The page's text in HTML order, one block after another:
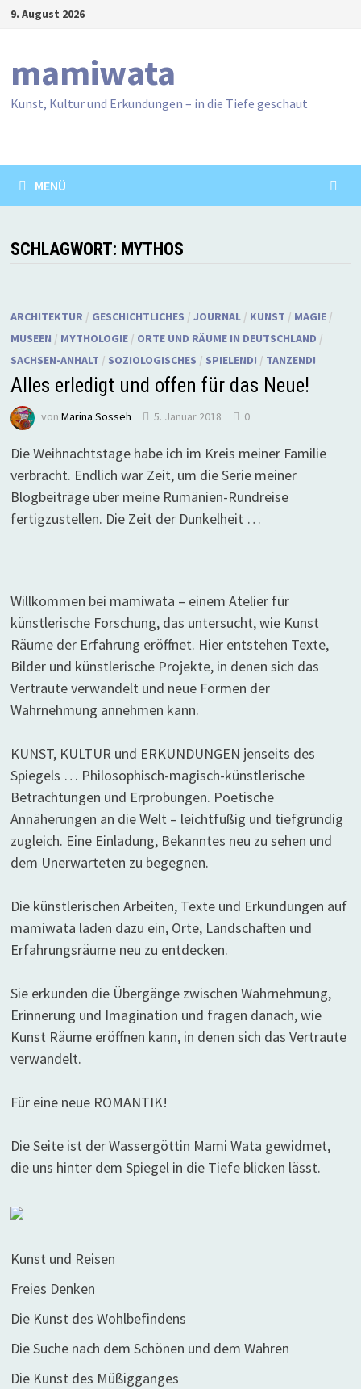
Zum9. August 2026
mamiwata
Kunst, Kultur und Erkundungen – in die Tiefe geschaut
MENÜ
SCHLAGWORT: MYTHOS
ARCHITEKTUR / GESCHICHTLICHES / JOURNAL/ KUNST / MAGIE/
MUSEEN / MYTHOLOGIE/ ORTE UND RÄUME IN DEUTSCHLAND /
SACHSEN-ANHALT / SOZIOLOGISCHES / SPIELEND! / TANZEND!
Alles erledigt und offen für das Neue!
von Marina Sosseh 5. Januar 2018 0
Die Weihnachtstage habe ich im Kreis meiner Familie
verbracht. Endlich war Zeit, um die Serie meiner
Blogbeiträge über meine Rumänien-Rundreise
fertigzustellen. Die Zeit der Dunkelheit …
Willkommen bei mamiwata – einem Atelier für
künstlerische Forschung, das untersucht, wie Kunst
Räume der Erfahrung eröffnet. Hier entstehen Texte,
Bilder und künstlerische Projekte, in denen sich das
Vertraute verwandelt und neue Formen der
Wahrnehmung annehmen kann.
KUNST, KULTUR und ERKUNDUNGEN jenseits des
Spiegels … Philosophisch-magisch-künstlerische
Betrachtungen und Erprobungen. Poetische
Annäherungen an die Welt – leichtfüßig und tiefgründig
zugleich. Eine Einladung, Bekanntes neu zu sehen und
dem Unerwarteten zu begegnen.
Die künstlerischen Arbeiten, Texte und Erkundungen auf
mamiwata laden dazu ein, Orte, Landschaften und
Erfahrungsräume neu zu entdecken.
Sie erkunden die Übergänge zwischen Wahrnehmung,
Erinnerung und Imagination und fragen danach, wie
Kunst Räume eröffnen kann, in denen sich das Vertraute
verwandelt.
Für eine neue ROMANTIK!
Die Seite ist der Wassergöttin Mami Wata gewidmet,
die uns hinter dem Spiegel in die Tiefe blicken lässt.
Kunst und Reisen
Freies Denken
Die Kunst des Wohlbefindens
Die Suche nach dem Schönen und dem Wahren
Die Kunst des Müßigganges